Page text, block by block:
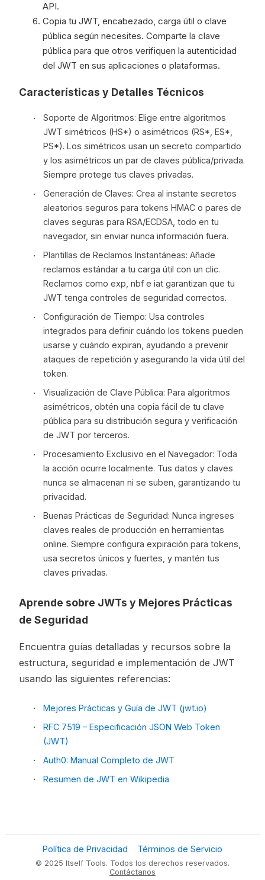
API.
Copia tu JWT, encabezado, carga útil o clave
pública según necesites. Comparte la clave
pública para que otros verifiquen la autenticidad
del JWT en sus aplicaciones o plataformas.
Características y Detalles Técnicos
Soporte de Algoritmos: Elige entre algoritmos
JWT simétricos (HS*) o asimétricos (RS*, ES*,
PS*). Los simétricos usan un secreto compartido
y los asimétricos un par de claves pública/privada.
Siempre protege tus claves privadas.
Generación de Claves: Crea al instante secretos
aleatorios seguros para tokens HMAC o pares de
claves seguras para RSA/ECDSA, todo en tu
navegador, sin enviar nunca información fuera.
Plantillas de Reclamos Instantáneas: Añade
reclamos estándar a tu carga útil con un clic.
Reclamos como exp, nbf e iat garantizan que tu
JWT tenga controles de seguridad correctos.
Configuración de Tiempo: Usa controles
integrados para definir cuándo los tokens pueden
usarse y cuándo expiran, ayudando a prevenir
ataques de repetición y asegurando la vida útil del
token.
Visualización de Clave Pública: Para algoritmos
asimétricos, obtén una copia fácil de tu clave
pública para su distribución segura y verificación
de JWT por terceros.
Procesamiento Exclusivo en el Navegador: Toda
la acción ocurre localmente. Tus datos y claves
nunca se almacenan ni se suben, garantizando tu
privacidad.
Buenas Prácticas de Seguridad: Nunca ingreses
claves reales de producción en herramientas
online. Siempre configura expiración para tokens,
usa secretos únicos y fuertes, y mantén tus
claves privadas.
Aprende sobre JWTs y Mejores Prácticas
de Seguridad
Encuentra guías detalladas y recursos sobre la
estructura, seguridad e implementación de JWT
usando las siguientes referencias:
Mejores Prácticas y Guía de JWT (jwt.io)
RFC 7519 – Especificación JSON Web Token
(JWT)
Auth0: Manual Completo de JWT
Resumen de JWT en Wikipedia
Política de Privacidad Términos de Servicio
© 2025 Itself Tools. Todos los derechos reservados.
Contáctanos